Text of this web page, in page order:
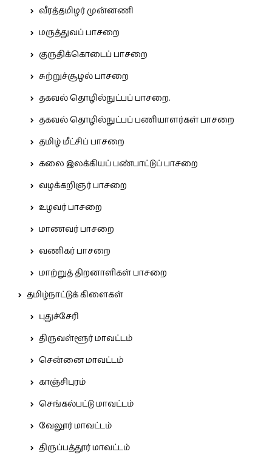
வீரத்தமிழர் முன்னணி
மருத்துவப் பாசறை
குருதிக்கொடைப் பாசறை
சுற்றுச்சூழல் பாசறை
தகவல் தொழில்நுட்பப் பாசறை.
தகவல் தொழில்நுட்பப் பணியாளர்கள் பாசறை
தமிழ் மீட்சிப் பாசறை
கலை இலக்கியப் பண்பாட்டுப் பாசறை
வழக்கறிஞர் பாசறை
உழவர் பாசறை
மாணவர் பாசறை
வணிகர் பாசறை
மாற்றுத் திறனாளிகள் பாசறை
தமிழ்நாட்டுக் கிளைகள்
புதுச்சேரி
திருவள்ளூர் மாவட்டம்
சென்னை மாவட்டம்
காஞ்சிபுரம்
செங்கல்பட்டு மாவட்டம்
வேலூர் மாவட்டம்
திருப்பத்தூர் மாவட்டம்